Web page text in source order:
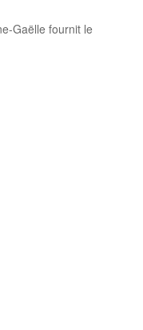
Gaëlle fournit le